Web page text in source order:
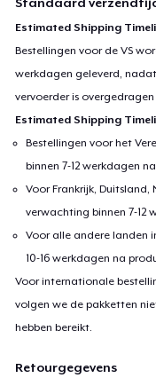
Estimated Shipping
Bestellingen voor de VS
werkdagen geleverd,
vervoerder is
Estimated Shipping
Bestellingen voor het
binnen 7-12 werkdagen
Voor Frankrijk,
verwachting binnen 7-12
Voor alle andere landen
10-16 werkdagen na
Voor internationale
volgen we de pakketten
hebben bereikt.
Retourgegevens